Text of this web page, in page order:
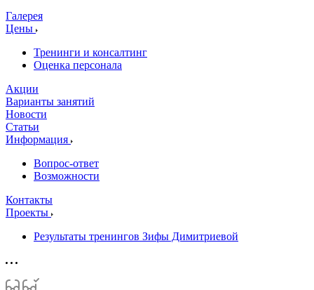
Галерея
Цены
Тренинги и консалтинг
Оценка персонала
Акции
Варианты занятий
Новости
Статьи
Информация
Вопрос-ответ
Возможности
Контакты
Проекты
Результаты тренингов Зифы Димитриевой